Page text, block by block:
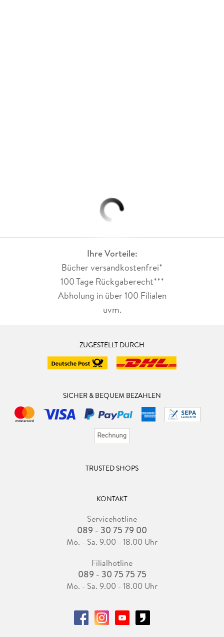
Ihre Vorteile:
Bücher versandkostenfrei*
100 Tage Rückgaberecht***
Abholung in über 100 Filialen
uvm.
ZUGESTELLT DURCH
SICHER & BEQUEM BEZAHLEN
TRUSTED SHOPS
KONTAKT
Servicehotline
089 - 30 75 79 00
Mo. - Sa. 9.00 - 18.00 Uhr
Filialhotline
089 - 30 75 75 75
Mo. - Sa. 9.00 - 18.00 Uhr